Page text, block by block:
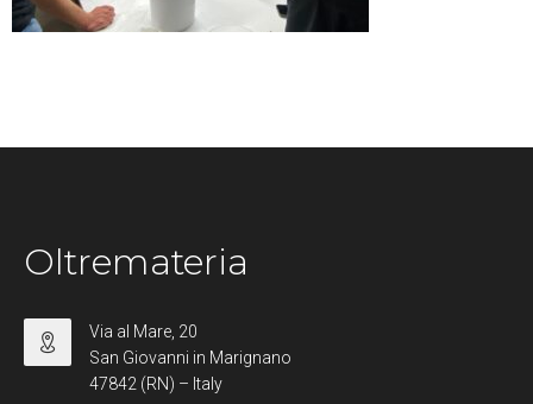
Oltremateria
Via al Mare, 20
San Giovanni in Marignano
47842 (RN) – Italy